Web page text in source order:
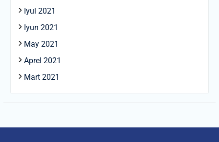
Iyul 2021
Iyun 2021
May 2021
Aprel 2021
Mart 2021